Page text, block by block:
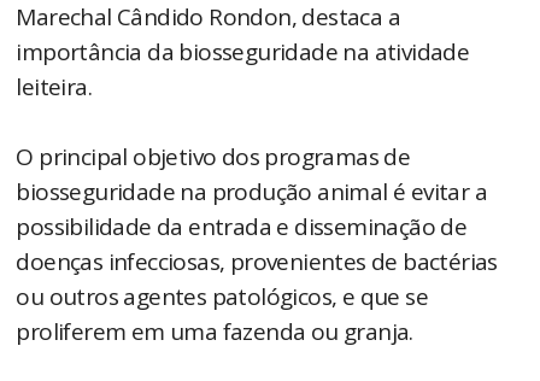
Marechal Cândido Rondon, destaca a
importância da biosseguridade na atividade
leiteira.
O principal objetivo dos programas de
biosseguridade na produção animal é evitar a
possibilidade da entrada e disseminação de
doenças infecciosas, provenientes de bactérias
ou outros agentes patológicos, e que se
proliferem em uma fazenda ou granja.